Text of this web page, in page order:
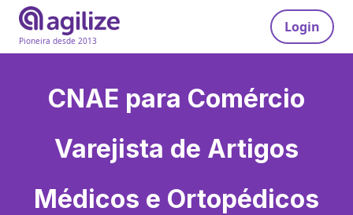
Pioneira desde 2013
Login
CNAE para Comércio
Varejista de Artigos
Médicos e Ortopédicos